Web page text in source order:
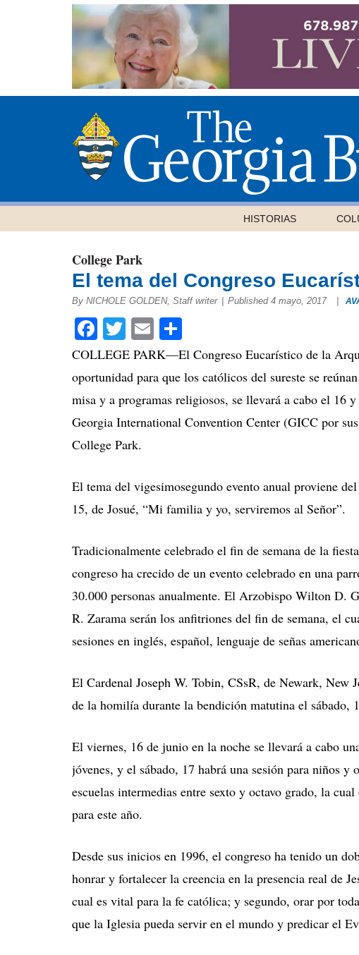
HISTORIAS
College Park
El tema del Congreso
By NICHOLE GOLDEN, Staff writer Published 4 mayo, 2017
Facebook
Twitter
Email
COLLEGE PARK—El Congreso Eucarístico de la
oportunidad para que los católicos del sureste se
misa y a programas religiosos, se llevará a cabo el 16
Georgia International Convention Center (GICC por
College Park.
El tema del vigesimosegundo evento anual proviene
15, de Josué, “Mi familia y yo, serviremos al Señor”.
Tradicionalmente celebrado el fin de semana de la
congreso ha crecido de un evento celebrado en una
30.000 personas anualmente. El Arzobispo Wilton D.
R. Zarama serán los anfitriones del fin de semana, el
sesiones en inglés, español, lenguaje de señas
El Cardenal Joseph W. Tobin, CSsR, de Newark, New
de la homilía durante la bendición matutina el sábado,
El viernes, 16 de junio en la noche se llevará a cabo
jóvenes, y el sábado, 17 habrá una sesión para niños y
escuelas intermedias entre sexto y octavo grado, la
para este año.
Desde sus inicios en 1996, el congreso ha tenido un
honrar y fortalecer la creencia en la presencia real de
cual es vital para la fe católica; y segundo, orar por
que la Iglesia pueda servir en el mundo y predicar el